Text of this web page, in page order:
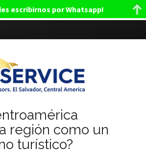
región como un
turístico?
escribirnos por Whatsapp!